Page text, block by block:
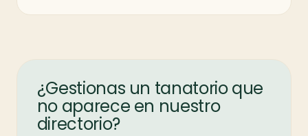
¿Gestionas un tanatorio que
no aparece en nuestro
directorio?